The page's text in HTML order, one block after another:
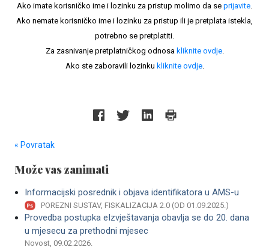
Ako imate korisničko ime i lozinku za pristup molimo da se prijavite.
Ako nemate korisničko ime i lozinku za pristup ili je pretplata istekla,
potrebno se pretplatiti.
Za zasnivanje pretplatničkog odnosa kliknite ovdje.
Ako ste zaboravili lozinku kliknite ovdje.
« Povratak
Može vas zanimati
Informacijski posrednik i objava identifikatora u AMS-u
POREZNI SUSTAV, FISKALIZACIJA 2.0 (OD 01.09.2025.)
Provedba postupka eIzvještavanja obavlja se do 20. dana
u mjesecu za prethodni mjesec
Novost, 09.02.2026.